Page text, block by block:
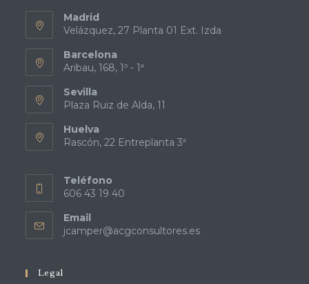
Madrid
Velázquez, 27 Planta 01 Ext. Izda
Barcelona
Aribau, 168, 1º - 1ª
Sevilla
Plaza Ruiz de Alda, 11
Huelva
Rascón, 22 Entreplanta 3ª
Teléfono
606 43 19 40
Email
jcamper@acgconsultores.esSe
Legal